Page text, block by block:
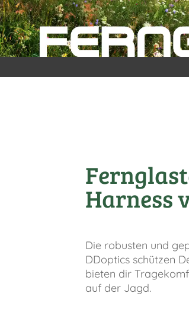
Harness
Die robusten und
DDoptics schützen
bieten dir
auf der Jagd.